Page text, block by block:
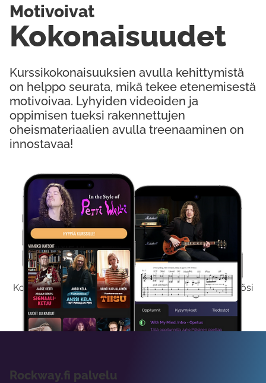
Kokeile Ilmaiseksi
Kokeilemalla ilmaiseksi saat koko sisältömme käyttöösi
viikon ajaksi.
Kurssikokonaisuuksien avulla kehittymistä
on helppo seurata, mikä tekee etenemisestä
motivoivaa. Lyhyiden videoiden ja
oppimisen tueksi rakennettujen
oheismateriaalien avulla treenaaminen on
innostavaa!
Kokonaisuudet
Motivoivat
Rockway.fi palvelu